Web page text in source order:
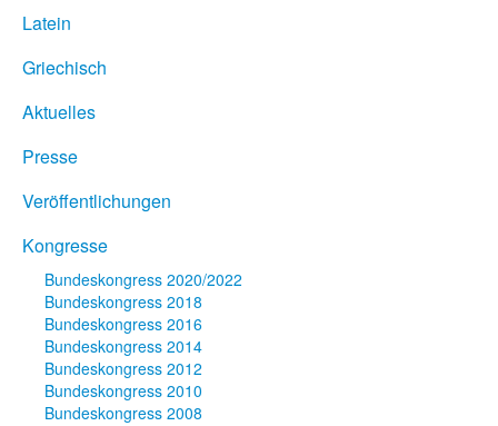
Latein
Griechisch
Aktuelles
Presse
Veröffentlichungen
Kongresse
Bundeskongress 2020/2022
Bundeskongress 2018
Bundeskongress 2016
Bundeskongress 2014
Bundeskongress 2012
Bundeskongress 2010
Bundeskongress 2008